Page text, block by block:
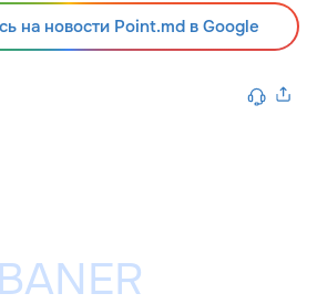
на новости Point.md в Google